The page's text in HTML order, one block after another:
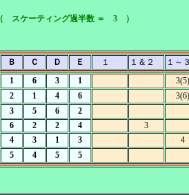
スケーティング過半数 ＝ 3 ）
Ｂ Ｃ Ｄ Ｅ １ １＆２
１
1 6 3 1
3(5)
2 1 4 6
3(6)
3 5 6
2
6 2 2 4
3
4 3 1 3
4
5 4 5 5